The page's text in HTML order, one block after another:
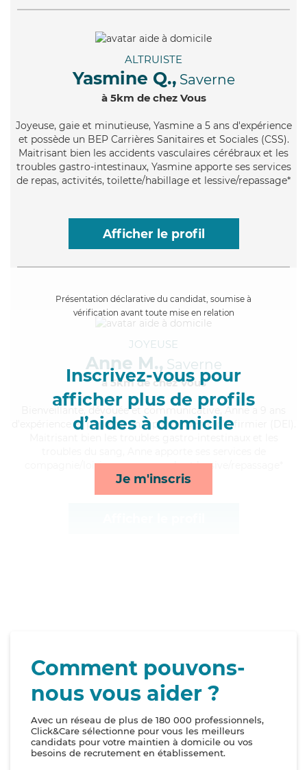
ALTRUISTE
Yasmine Q., Saverne
à 5km de chez Vous
Joyeuse, gaie et minutieuse, Yasmine a 5 ans d'expérience
et possède un BEP Carrières Sanitaires et Sociales (CSS).
Maitrisant bien les accidents vasculaires cérébraux et les
troubles gastro-intestinaux, Yasmine apporte ses services
de repas, activités, toilette/habillage et lessive/repassage*
Afficher le profil
Présentation déclarative du candidat, soumise à
vérification avant toute mise en relation
Inscrivez-vous pour
afficher plus de profils
d’aides à domicile
Je m'inscris
JOYEUSE
Anne M., Saverne
à 5km de chez Vous
, dévouée et communicative, Anne a 9 ans
d'expérience et possède un diplôme d'Etat d'infirmier (DEI).
compagnie/loisirs, repas, rappels et lessive/repassage*
Comment pouvons-
nous vous aider ?
Avec un réseau de plus de 180 000 professionnels,
Click&Care sélectionne pour vous les meilleurs
candidats pour votre maintien à domicile ou vos
besoins de recrutement en établissement.